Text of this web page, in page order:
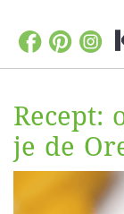
Recept:
je de